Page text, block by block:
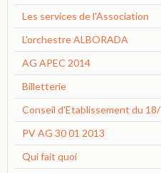
Les services de l'Association
L'orchestre ALBORADA
AG APEC 2014
Billetterie
Conseil d'Etablissement du 18/
PV AG 30 01 2013
Qui fait quoi